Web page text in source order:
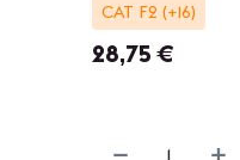
CAT F2 (+16)
28,75 €